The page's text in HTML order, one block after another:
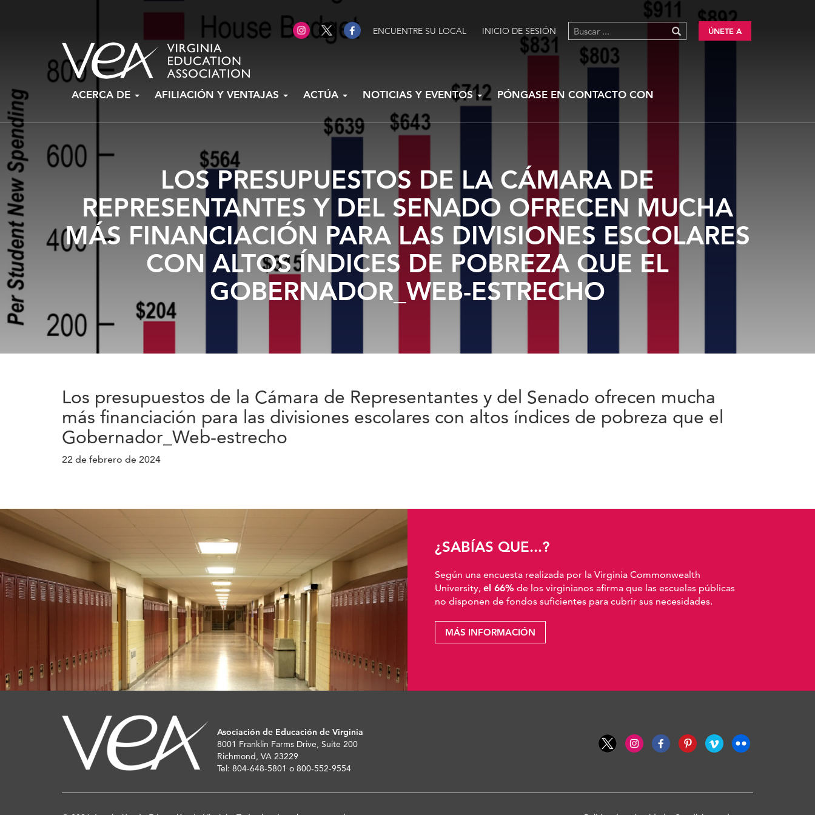
ENCUENTRE SU LOCAL INICIO DE SESIÓN ÚNETE A
Ir
ACERCA DE AFILIACIÓN Y VENTAJAS ACTÚA NOTICIAS Y EVENTOS PÓNGASE EN CONTACTO CON
LOS PRESUPUESTOS DE LA CÁMARA DE
REPRESENTANTES Y DEL SENADO OFRECEN MUCHA
MÁS FINANCIACIÓN PARA LAS DIVISIONES ESCOLARES
CON ALTOS ÍNDICES DE POBREZA QUE EL
GOBERNADOR_WEB-ESTRECHO
Los presupuestos de la Cámara de Representantes y del Senado ofrecen mucha
más financiación para las divisiones escolares con altos índices de pobreza que el
Gobernador_Web-estrecho
22 de febrero de 2024
¿SABÍAS QUE...?
Según una encuesta realizada por la Virginia Commonwealth
University, el 66% de los virginianos afirma que las escuelas públicas
no disponen de fondos suficientes para cubrir sus necesidades.
MÁS INFORMACIÓN
Asociación de Educación de Virginia
8001 Franklin Farms Drive, Suite 200
Richmond, VA 23229
Tel: 804-648-5801 o 800-552-9554